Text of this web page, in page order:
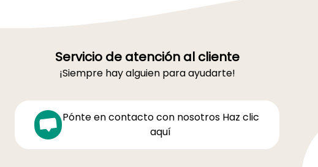
Servicio de atención al cliente
¡Siempre hay alguien para ayudarte!
Pónte en contacto con nosotros Haz clic
aquí